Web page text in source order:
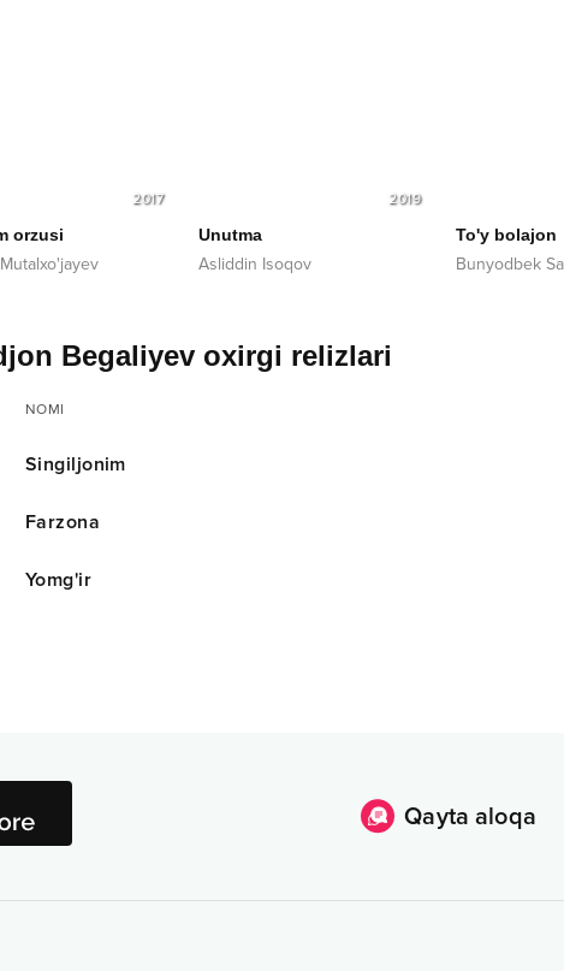
2017
orzusi
2019
Unutma
Asliddin Isoqov
To'y bolajon
Bunyodbek
Begaliyev oxirgi relizlari
NOMI
Singiljonim
Farzona
Yomg'ir
Qayta aloqa